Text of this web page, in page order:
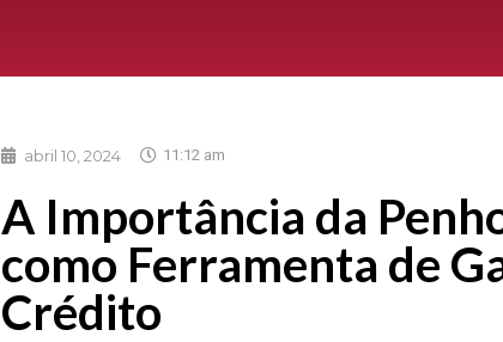
abril 10, 2024 11:12 am
A Importância da
como Ferramenta de
Crédito